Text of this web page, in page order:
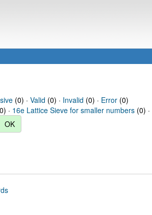
(0) · Valid (0) · Invalid (0) · Error(0)
· 16e Lattice Sieve for smaller numbers (0) ·